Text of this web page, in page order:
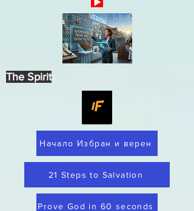
Начало Избран и верен
21 Steps to Salvation
Prove God in 60 seconds
The Spirit